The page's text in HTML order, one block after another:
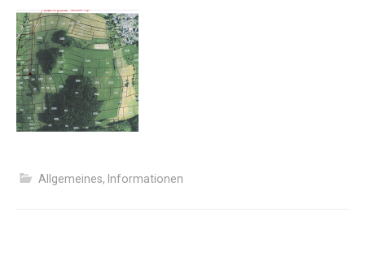
Allgemeines, Informationen